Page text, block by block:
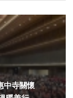
中寺關懷